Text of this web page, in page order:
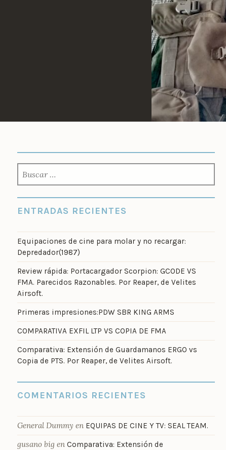
ENTRADAS RECIENTES
Equipaciones de cine para molar y no recargar:
Depredador(1987)
Review rápida: Portacargador Scorpion: GCODE VS
FMA. Parecidos Razonables. Por Reaper, de Velites
Airsoft.
Primeras impresiones:PDW SBR KING ARMS
COMPARATIVA EXFIL LTP VS COPIA DE FMA
Comparativa: Extensión de Guardamanos ERGO vs
Copia de PTS. Por Reaper, de Velites Airsoft.
COMENTARIOS RECIENTES
General Dummy en EQUIPAS DE CINE Y TV: SEAL TEAM.
gusano big en Comparativa: Extensión de